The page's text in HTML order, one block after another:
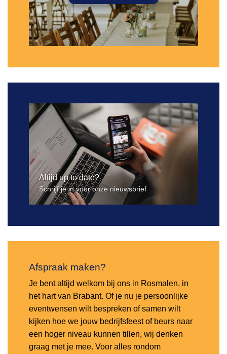
Altijd up to date?
Schrijf je in voor onze nieuwsbrief
Afspraak maken?
Je bent altijd welkom bij ons in Rosmalen, in
het hart van Brabant. Of je nu je persoonlijke
eventwensen wilt bespreken of samen wilt
kijken hoe we jouw bedrijfsfeest of beurs naar
een hoger niveau kunnen tillen, wij denken
graag met je mee. Voor alles rondom